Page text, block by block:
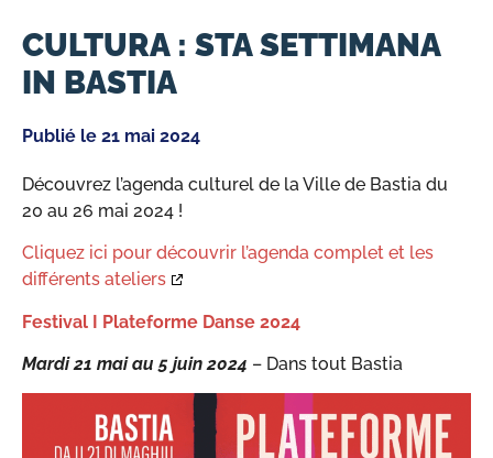
CULTURA : STA SETTIMANA
IN BASTIA
Publié le 21 mai 2024
Découvrez l’agenda culturel de la Ville de Bastia du
20 au 26 mai 2024 !
Cliquez ici pour découvrir l’agenda complet et les
différents ateliers
Festival I Plateforme Danse 2024
Mardi 21 mai au 5 juin 2024 – Dans tout Bastia